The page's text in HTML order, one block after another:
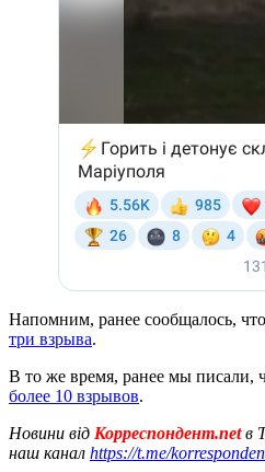
Напомним, ранее сообщалось, что
три взрыва.
В то же время, ранее мы писали,
более 10 взрывов.
Новини від Корреспондент.netв
наш канал https://t.me/